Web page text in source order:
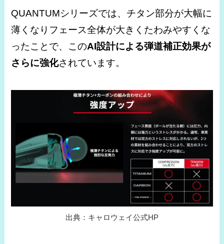
QUANTUMシリーズでは、チタン部分が大幅に
薄くなりフェース全体が大きくたわみやすくな
ったことで、このAI設計による弾道補正効果が
さらに強化されています。
出典：キャロウェイ公式HP